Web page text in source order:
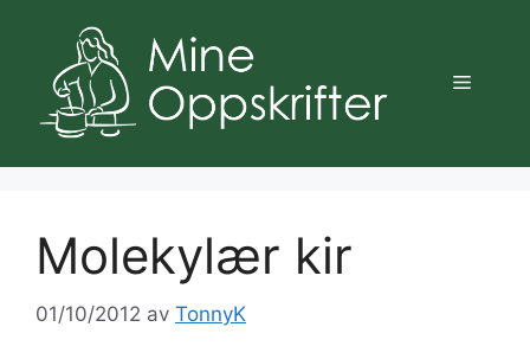
innhold
Meny
Molekylær kir
01/10/2012 av TonnyK